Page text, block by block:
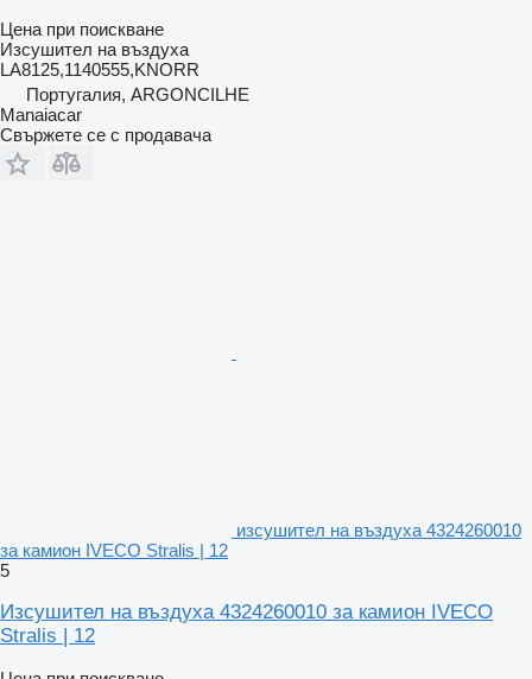
Цена при поискване
Изсушител на въздуха
LA8125,1140555,KNORR
Португалия, ARGONCILHE
Manaiacar
Свържете се с продавача
изсушител на въздуха 4324260010
за камион IVECO Stralis | 12
5
Изсушител на въздуха 4324260010 за камион IVECO
Stralis | 12